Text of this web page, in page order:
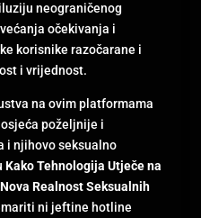
neograničenog
očekivanja i
korisnike razočarane i
i vrijednost.
na ovim platformama
poželjnije i
i njihovo seksualno
Kako Tehnologija Utječe na
Realnost Seksualnih
ni jeftine hotline